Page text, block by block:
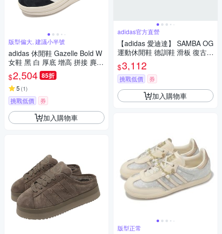
版型偏大, 建議小半號
adidas 休閒鞋 Gazelle Bold W
女鞋 黑 白 厚底 增高 拼接 麂皮
三條線 三葉草 愛迪達 HQ6912
$2,504 85折
5 (1)
挑戰低價 券
加入購物車
adidas官方直營
【adidas 愛迪達】 SAMBA OG
運動休閒鞋 德訓鞋 滑板 復古
女鞋 - Originals JR0035
$3,112
挑戰低價 券
加入購物車
版型正常